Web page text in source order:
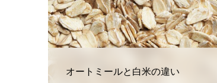
オートミールと白米の違い